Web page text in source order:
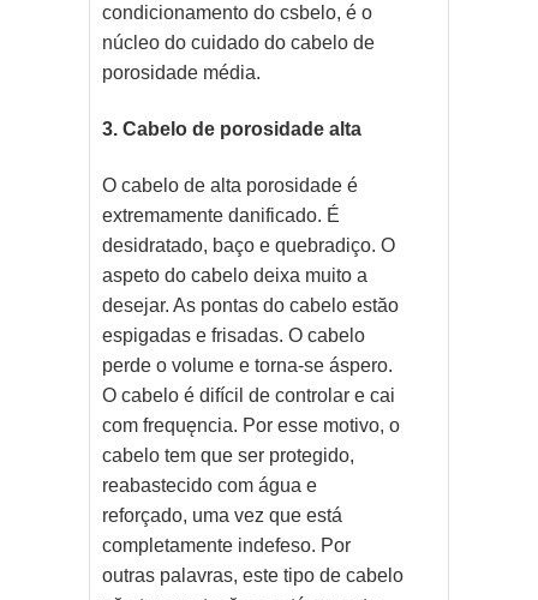
condicionamento do csbelo, é o
núcleo do cuidado do cabelo de
porosidade média.
3. Cabelo de porosidade alta
O cabelo de alta porosidade é
extremamente danificado. É
desidratado, baço e quebradiço. O
aspeto do cabelo deixa muito a
desejar. As pontas do cabelo estăo
espigadas e frisadas. O cabelo
perde o volume e torna-se áspero.
O cabelo é difícil de controlar e cai
com frequęncia. Por esse motivo, o
cabelo tem que ser protegido,
reabastecido com água e
reforçado, uma vez que está
completamente indefeso. Por
outras palavras, este tipo de cabelo